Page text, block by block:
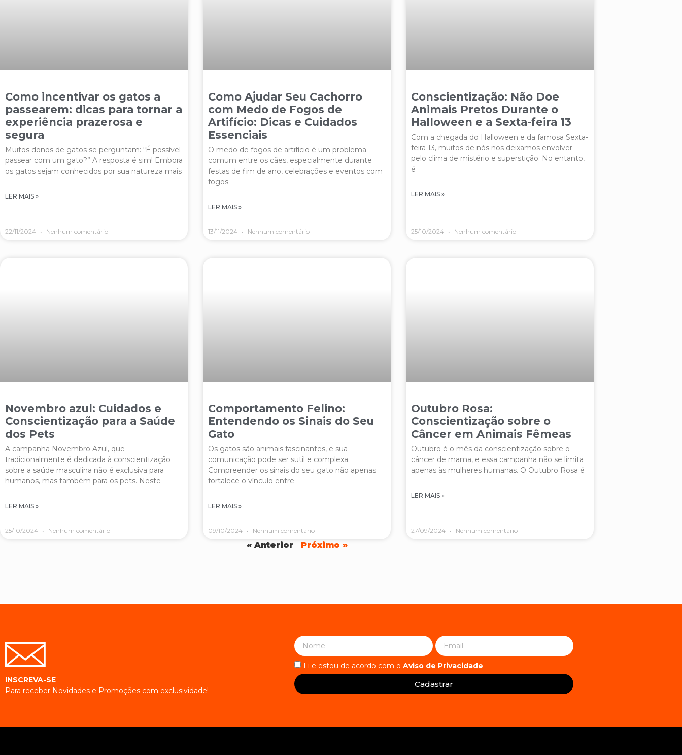
Como incentivar os gatos a
passearem: dicas para tornar a
experiência prazerosa e
segura
Muitos donos de gatos se perguntam: “É possível
passear com um gato?” A resposta é sim! Embora
os gatos sejam conhecidos por sua natureza mais
LER MAIS »
22/11/2024 Nenhum comentário
Como Ajudar Seu Cachorro
com Medo de Fogos de
Artifício: Dicas e Cuidados
Essenciais
O medo de fogos de artifício é um problema
comum entre os cães, especialmente durante
festas de fim de ano, celebrações e eventos com
fogos.
LER MAIS »
13/11/2024 Nenhum comentário
Conscientização: Não Doe
Animais Pretos Durante o
Halloween e a Sexta-feira 13
Com a chegada do Halloween e da famosa Sexta-
feira 13, muitos de nós nos deixamos envolver
pelo clima de mistério e superstição. No entanto,
é
LER MAIS »
25/10/2024 Nenhum comentário
Novembro azul: Cuidados e
Conscientização para a Saúde
dos Pets
A campanha Novembro Azul, que
tradicionalmente é dedicada à conscientização
sobre a saúde masculina não é exclusiva para
humanos, mas também para os pets. Neste
LER MAIS »
25/10/2024 Nenhum comentário
Comportamento Felino:
Entendendo os Sinais do Seu
Gato
Os gatos são animais fascinantes, e sua
comunicação pode ser sutil e complexa.
Compreender os sinais do seu gato não apenas
fortalece o vínculo entre
LER MAIS »
09/10/2024 Nenhum comentário
Outubro Rosa:
Conscientização sobre o
Câncer em Animais Fêmeas
Outubro é o mês da conscientização sobre o
câncer de mama, e essa campanha não se limita
apenas às mulheres humanas. O Outubro Rosa é
LER MAIS »
27/09/2024 Nenhum comentário
« Anterior Próximo »
INSCREVA-SE
Para receber Novidades e Promoções com exclusividade!
Li e estou de acordo com o Aviso de Privacidade
Cadastrar